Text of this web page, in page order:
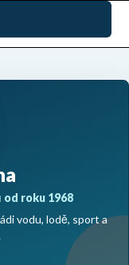
roku 1968
vodu, lodě, sport a